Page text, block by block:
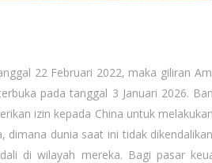
22 Februari 2022, maka giliran
pada tanggal 3 Januari 2026.
izin kepada China untuk
dimana dunia saat ini tidak
di wilayah mereka. Bagi pasar